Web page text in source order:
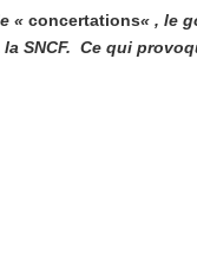
« concertations« , le
SNCF. Ce qui